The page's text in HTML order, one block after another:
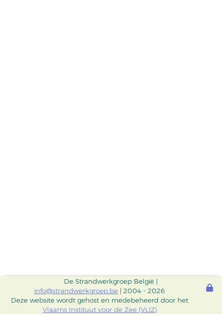
De Strandwerkgroep België |
info@strandwerkgroep.be | 2004 - 2026
Deze website wordt gehost en medebeheerd door het
Vlaams Instituut voor de Zee (VLIZ)